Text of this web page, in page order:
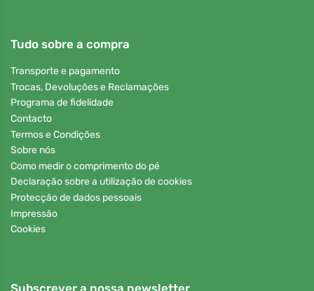
Tudo sobre a compra
Transporte e pagamento
Trocas, Devoluções e Reclamações
Programa de fidelidade
Contacto
Termos e Condições
Sobre nós
Como medir o comprimento do pé
Declaração sobre a utilização de cookies
Protecção de dados pessoais
Impressão
Cookies